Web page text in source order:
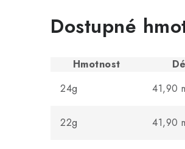
Dostupné
Hmotnost
24g
41,90
22g 41,90